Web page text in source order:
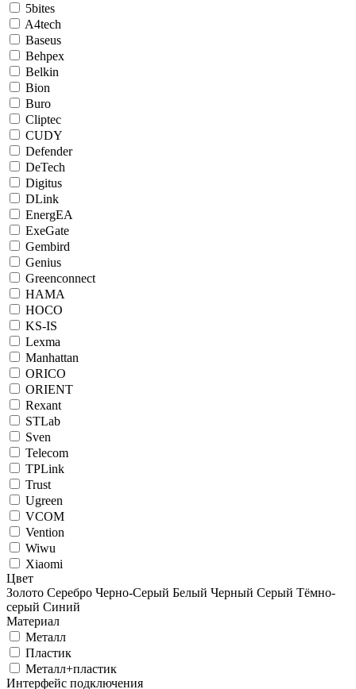
5bites
A4tech
Baseus
Behpex
Belkin
Bion
Buro
Cliptec
CUDY
Defender
DeTech
Digitus
DLink
EnergEA
ExeGate
Gembird
Genius
Greenconnect
HAMA
HOCO
KS-IS
Lexma
Manhattan
ORICO
ORIENT
Rexant
STLab
Sven
Telecom
TPLink
Trust
Ugreen
VCOM
Vention
Wiwu
Xiaomi
Цвет
Золото Серебро Черно-Серый Белый Черный Серый Тёмно-
серый Синий
Материал
Металл
Пластик
Металл+пластик
Интерфейс подключения